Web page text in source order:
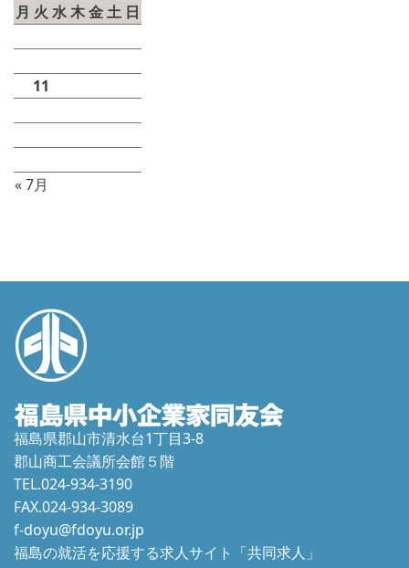
月 火 水木金土 日
« 7月
11
福島県郡山市清水台1丁目3-8
郡山商工会議所会館５階
TEL.024-934-3190
FAX.024-934-3089
f-doyu@fdoyu.or.jp
福島の就活を応援する求人サイト「共同求人」